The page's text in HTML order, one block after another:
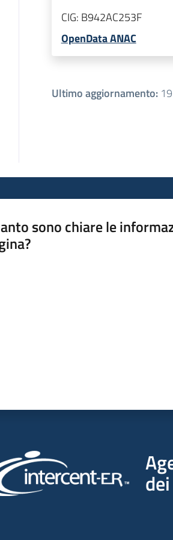
CIG: B942AC253F
OpenData ANAC
Ultimo aggiornamento:
sono chiare le